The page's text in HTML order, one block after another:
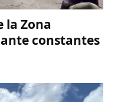
la Zona
constantes